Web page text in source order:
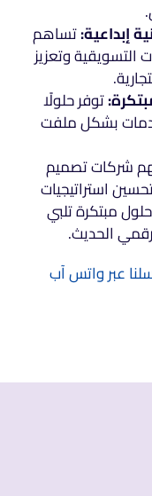
إبداعية:تساهم
وتعزيز
توفر حلولًا
بشكل ملفت
شركات تصميم
استراتيجيات
مبتكرة تلبي
الحديث.
عبر واتس آب